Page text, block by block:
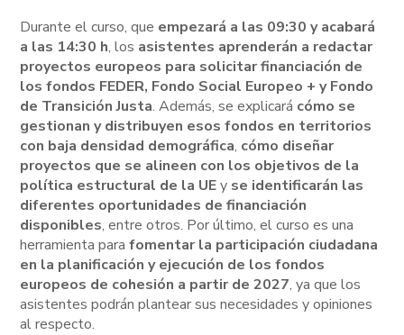
Durante el curso, que empezará a las 09:30 y acabará
a las 14:30 h, los asistentes aprenderán a redactar
proyectos europeos para solicitar financiación de
los fondos FEDER, Fondo Social Europeo + y Fondo
de Transición Justa. Además, se explicará cómo se
gestionan y distribuyen esos fondos en territorios
con baja densidad demográfica, cómo diseñar
proyectos que se alineen con los objetivos de la
política estructural de la UEy se identificarán las
diferentes oportunidades de financiación
disponibles, entre otros. Por último, el curso es una
herramienta parafomentar la participación ciudadana
en la planificación y ejecución de los fondos
europeos de cohesión a partir de 2027, ya que los
asistentes podrán plantear sus necesidades y opiniones
al respecto.